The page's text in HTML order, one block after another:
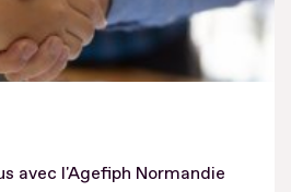
avec l'Agefiph Normandie